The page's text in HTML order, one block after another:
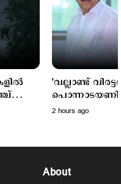
കേസ്
'വല്ലാണ്ട്
വെല്ലുവിളി
2 hours ago
About